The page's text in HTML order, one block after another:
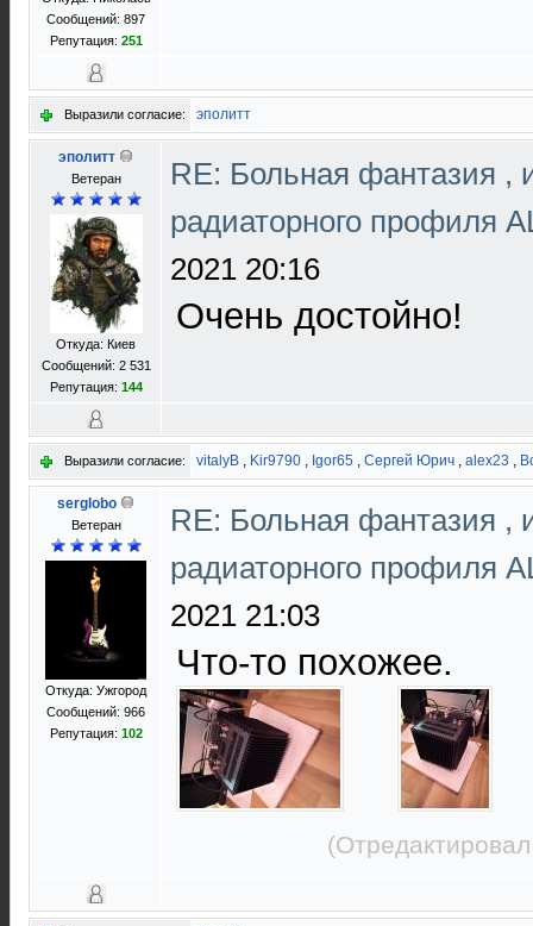
Сообщений: 897
Репутация: 251
Выразили согласие: эполитт
эполитт
Ветеран
Откуда: Киев
Сообщений: 2 531
Репутация: 144
RE: Больная фантазия ,
радиаторного профиля
2021 20:16
Очень достойно!
Выразили согласие: vitalyB , Kir9790 , Igor65 , Сергей Юрич , alex23 ,
serglobo
Ветеран
Откуда: Ужгород
Сообщений: 966
Репутация: 102
RE: Больная фантазия ,
радиаторного профиля
2021 21:03
Что-то похожее.